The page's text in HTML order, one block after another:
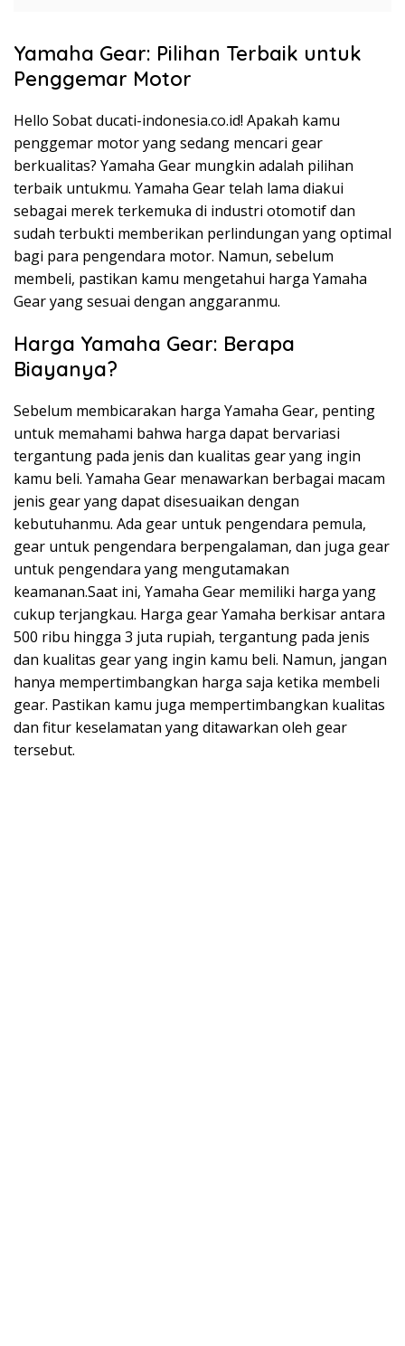
Yamaha Gear: Pilihan Terbaik untuk
Penggemar Motor
Hello Sobat ducati-indonesia.co.id! Apakah kamu
penggemar motor yang sedang mencari gear
berkualitas? Yamaha Gear mungkin adalah pilihan
terbaik untukmu. Yamaha Gear telah lama diakui
sebagai merek terkemuka di industri otomotif dan
sudah terbukti memberikan perlindungan yang optimal
bagi para pengendara motor. Namun, sebelum
membeli, pastikan kamu mengetahui harga Yamaha
Gear yang sesuai dengan anggaranmu.
Harga Yamaha Gear: Berapa
Biayanya?
Sebelum membicarakan harga Yamaha Gear, penting
untuk memahami bahwa harga dapat bervariasi
tergantung pada jenis dan kualitas gear yang ingin
kamu beli. Yamaha Gear menawarkan berbagai macam
jenis gear yang dapat disesuaikan dengan
kebutuhanmu. Ada gear untuk pengendara pemula,
gear untuk pengendara berpengalaman, dan juga gear
untuk pengendara yang mengutamakan
keamanan.Saat ini, Yamaha Gear memiliki harga yang
cukup terjangkau. Harga gear Yamaha berkisar antara
500 ribu hingga 3 juta rupiah, tergantung pada jenis
dan kualitas gear yang ingin kamu beli. Namun, jangan
hanya mempertimbangkan harga saja ketika membeli
gear. Pastikan kamu juga mempertimbangkan kualitas
dan fitur keselamatan yang ditawarkan oleh gear
tersebut.